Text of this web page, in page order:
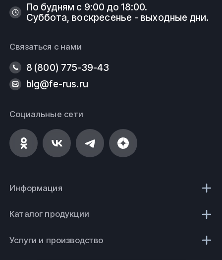
По будням с 9:00 до 18:00.
Суббота, воскресенье - выходные дни.
Связаться с нами
8 (800) 775-39-43
blg@fe-rus.ru
Социальные сети
Информация
Каталог продукции
Услуги и производство